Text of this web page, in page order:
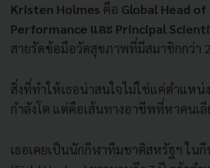
Kristen Holmes คือ Global Head of
Performance และ Principal
สายรัดข้อมือวัดสุขภาพที่มีสมาชิกกว่า
สิ่งที่ทำให้เธอน่าสนใจไม่ใช่แค่ตำแห
กำลังโต แต่คือเส้นทางอาชีพที่หาคนเ
เธอเคยเป็นนักกีฬาทีมชาติสหรัฐฯ ใน